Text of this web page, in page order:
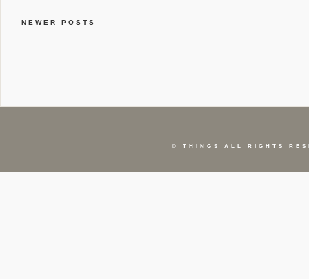
NEWER POSTS
© THINGS ALL RIGHTS